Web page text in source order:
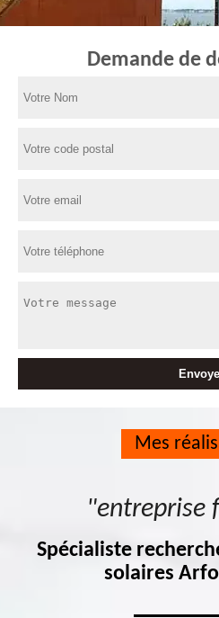
Demande de
Mes
"entreprise
Spécialiste
solaires